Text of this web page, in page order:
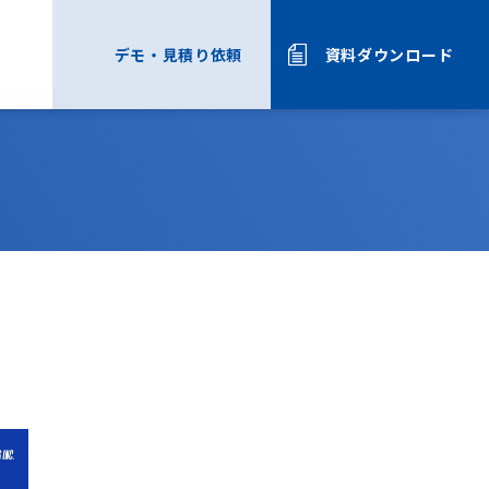
デモ・ 見積り依頼 資料ダウンロード